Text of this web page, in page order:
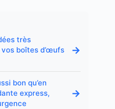
très
boîtes d’œufs
→
bon qu’en
express,
→